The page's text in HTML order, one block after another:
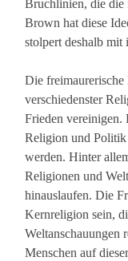
Bruchlinien, die die
Brown hat diese
stolpert deshalb mit
Die
verschiedenster
Frieden vereinigen.
Religion und
werden. Hinter
Religionen und
hinauslaufen. Die
Kernreligion sein,
Weltanschauungen
Menschen auf